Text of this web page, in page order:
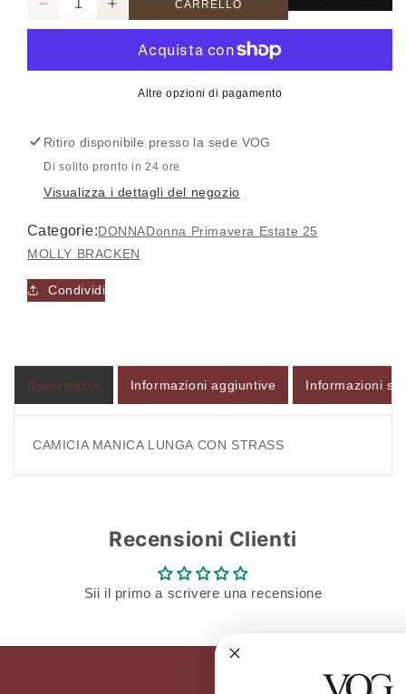
Diminuisci
quantità
EW02DP
MOLLY
BRACKEN
Aumenta
quantità
EW02DP
MOLLY
BRACKEN
CARRELLO
Altre opzioni di pagamento
Ritiro disponibile presso la sede VOG
Di solito pronto in 24 ore
Visualizza i dettagli del negozio
Categorie:DONNADonna Primavera Estate 25
MOLLY BRACKEN
Condividi
Descrizione Informazioni aggiuntive Informazioni
CAMICIA MANICA LUNGA CON STRASS
Recensioni Clienti
Sii il primo a scrivere una recensione
Accesso richiesto
tua lista dei desideri e visualizzare gli articoli
salvati in precedenza.